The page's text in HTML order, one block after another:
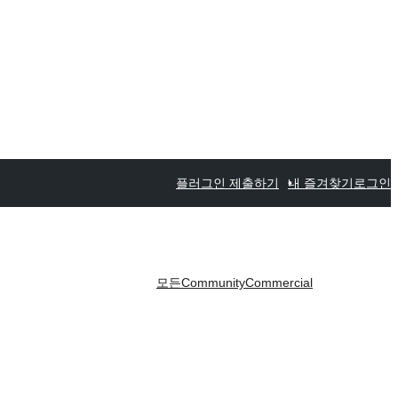
플러그인 제출하기 내 즐겨찾기 로그인
모든CommunityCommercial